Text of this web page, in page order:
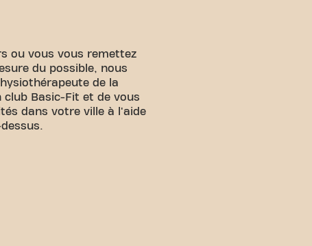
ou vous vous remettez
du possible, nous
de la
Basic-Fit et de vous
dans votre ville à l'aide